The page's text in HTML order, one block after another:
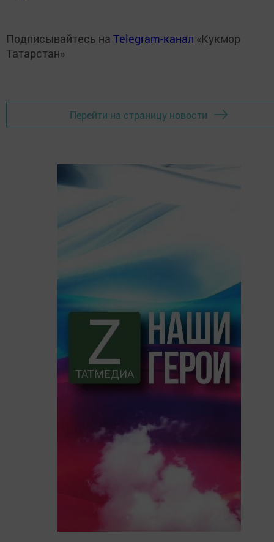
Подписывайтесь на Telegram-канал «Кукмор
Татарстан»
Перейти на страницу новости